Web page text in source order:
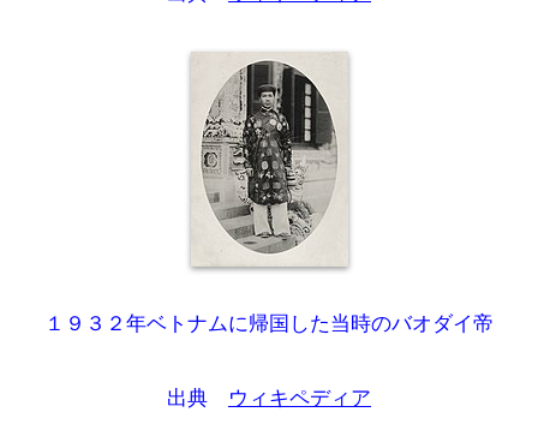
１９３２年ベトナムに帰国した当時のバオダイ帝
出典 ウィキペディア